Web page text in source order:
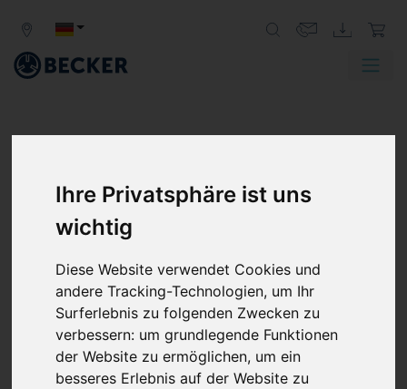
Ihre Privatsphäre ist uns
wichtig
Diese Website verwendet Cookies und
andere Tracking-Technologien, um Ihr
Surferlebnis zu folgenden Zwecken zu
verbessern: um grundlegende Funktionen
der Website zu ermöglichen, um ein
besseres Erlebnis auf der Website zu